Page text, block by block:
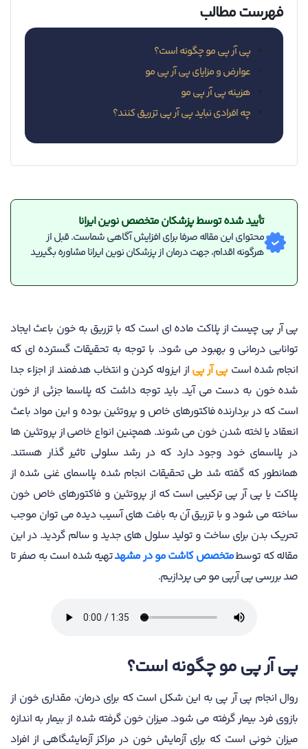
فهرست مطالب
پی آر پی مو چگونه است؟
عوارض و مزایای پی آر پی مو
هزینه پی آر پی مو
چه افرادی نباید پی آر پی تزریق کنند؟
تأیید شده توسط پزشکان متخصص نوین ایرانا
محتوای این مقاله صرفا برای افزایش آگاهی شماست. قبل از
هرگونه اقدام، جهت درمان از پزشکان نوین ایرانا مشاوره بگیرید
پی آر پی چیست از پلاکت ماده ای است که با تزریق به خون باعث ایجاد
توانایی درمانی و بهبود می شود. با توجه به تحقیقات گسترده ای که
انجام شده استپی آر پی از ایزوله کردن و انتخاب هدفمند از اجزاء جدا
شده خون به دست می آید. باید توجه داشت که پلاسما جزئی از خون
است که در بردارنده فاکتورهای خاص و پروتئین بوده و این مواد باعث
انعقاد یا لخته شدن خون می شوند. همچنین انواع خاصی از پروتئین ها
در پلاسمای خود وجود دارد که در رشد سلولی تاثیر گذار هستند.
همانطور که گفته شد طی تحقیقات انجام شده پلاسمای غنی شده از
پلاکت یا پی آر پی ترکیبی است که از پروتئین و فاکتورهای خاص خون
ساخته می شود و با تزریق آن به بافت های آسیب دیده می توان موجب
تحریک بدن برای ساخت و تولید سلول های جدید و سالم گردید. در این
مقاله که توسطمتخصص کاشت مو در مشهدتهیه شده است به صفر تا
صد بررسی پی آرپی مو می پردازیم.
پی آر پی مو چگونه است؟
روال انجام پی آر پی به این شکل است که برای درمان، مقداری خون از
بازوی فرد بیمار گرفته می شود. میزان خون گرفته شده از بیمار به اندازه
میزان خونی است که برای آزمایش خون در مراکز آزمایشگاهی از افراد